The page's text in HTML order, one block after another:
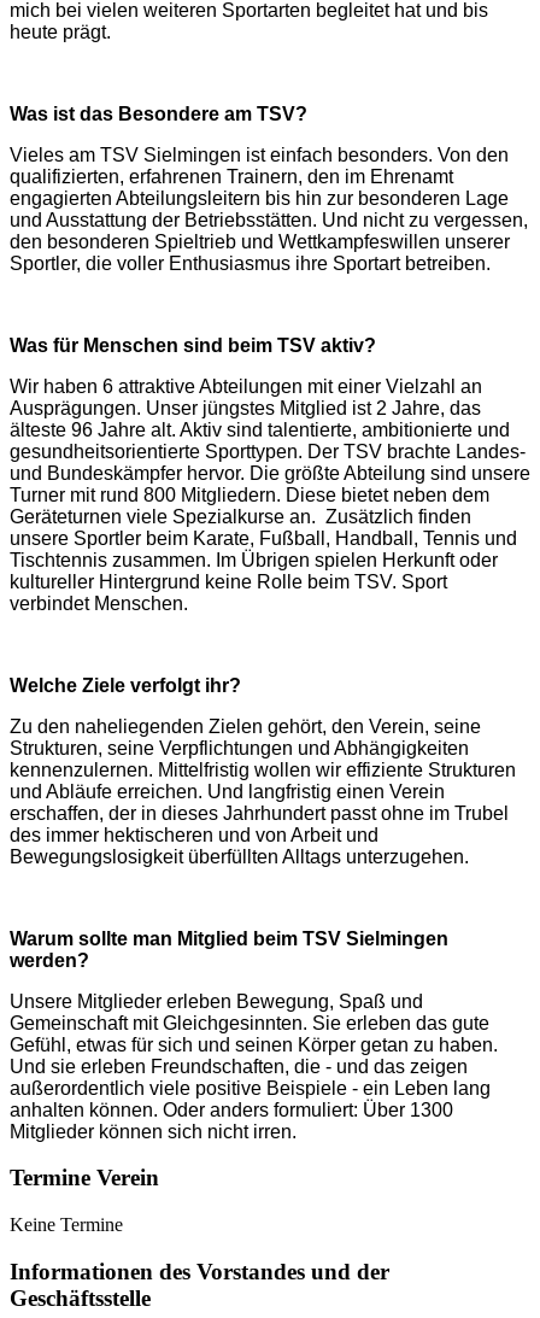
mich bei vielen weiteren Sportarten begleitet hat und bis
heute prägt.
Was ist das Besondere am TSV?
Vieles am TSV Sielmingen ist einfach besonders. Von den
qualifizierten, erfahrenen Trainern, den im Ehrenamt
engagierten Abteilungsleitern bis hin zur besonderen Lage
und Ausstattung der Betriebsstätten. Und nicht zu vergessen,
den besonderen Spieltrieb und Wettkampfeswillen unserer
Sportler, die voller Enthusiasmus ihre Sportart betreiben.
Was für Menschen sind beim TSV aktiv?
Wir haben 6 attraktive Abteilungen mit einer Vielzahl an
Ausprägungen. Unser jüngstes Mitglied ist 2 Jahre, das
älteste 96 Jahre alt. Aktiv sind talentierte, ambitionierte und
gesundheitsorientierte Sporttypen. Der TSV brachte Landes-
und Bundeskämpfer hervor. Die größte Abteilung sind unsere
Turner mit rund 800 Mitgliedern. Diese bietet neben dem
Geräteturnen viele Spezialkurse an. Zusätzlich finden
unsere Sportler beim Karate, Fußball, Handball, Tennis und
Tischtennis zusammen. Im Übrigen spielen Herkunft oder
kultureller Hintergrund keine Rolle beim TSV. Sport
verbindet Menschen.
Welche Ziele verfolgt ihr?
Zu den naheliegenden Zielen gehört, den Verein, seine
Strukturen, seine Verpflichtungen und Abhängigkeiten
kennenzulernen. Mittelfristig wollen wir effiziente Strukturen
und Abläufe erreichen. Und langfristig einen Verein
erschaffen, der in dieses Jahrhundert passt ohne im Trubel
des immer hektischeren und von Arbeit und
Bewegungslosigkeit überfüllten Alltags unterzugehen.
Warum sollte man Mitglied beim TSV Sielmingen
werden?
Unsere Mitglieder erleben Bewegung, Spaß und
Gemeinschaft mit Gleichgesinnten. Sie erleben das gute
Gefühl, etwas für sich und seinen Körper getan zu haben.
Und sie erleben Freundschaften, die - und das zeigen
außerordentlich viele positive Beispiele - ein Leben lang
anhalten können. Oder anders formuliert: Über 1300
Mitglieder können sich nicht irren.
Termine Verein
Keine Termine
Informationen des Vorstandes und der
Geschäftsstelle